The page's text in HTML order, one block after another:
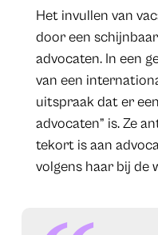
Het invullen van
door een
advocaten. In een
van een
uitspraak dat er
advocaten” is. Ze
tekort is aan
volgens haar bij de